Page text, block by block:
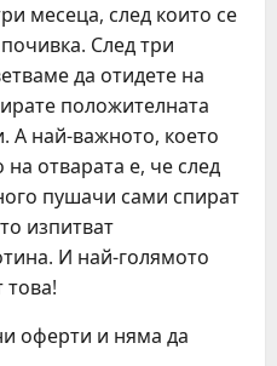
месеца, след които се
След три
да отидете на
положителната
А най-важното, което
отварата е, че след
пушачи сами спират
изпитват
И най-голямото
това!
оферти и няма да